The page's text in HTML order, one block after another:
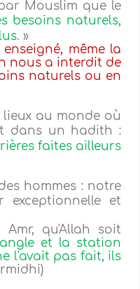
Mouslim que le
besoins naturels,
. »
même la
nous a interdit de
naturels ou en
lieux au monde où
dans un hadith :
faites ailleurs
hommes : notre
et
qu'Allah soit
et la station
l'avait pas fait, ils